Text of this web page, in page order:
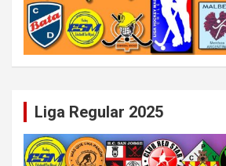
Liga Regular 2025